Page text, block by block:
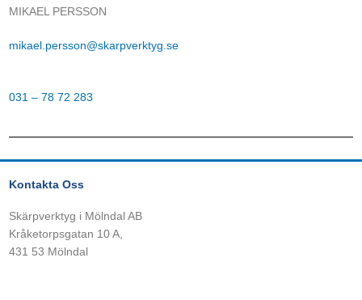
MIKAEL PERSSON
mikael.persson@skarpverktyg.se
031 – 78 72 283
Kontakta Oss
Skärpverktyg i Mölndal AB
Kråketorpsgatan 10 A,
431 53 Mölndal